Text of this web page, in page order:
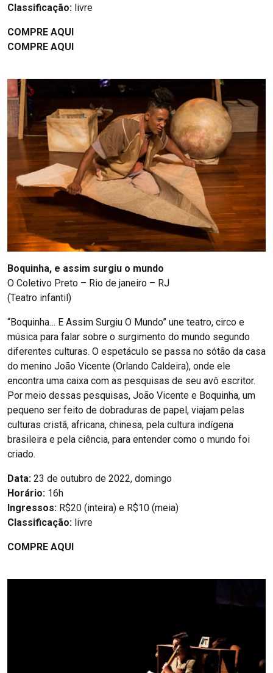
Classificação: livre
COMPRE AQUI
COMPRE AQUI
Boquinha, e assim surgiu o mundo
O Coletivo Preto – Rio de janeiro – RJ
(Teatro infantil)
“Boquinha… E Assim Surgiu O Mundo” une teatro, circo e
música para falar sobre o surgimento do mundo segundo
diferentes culturas. O espetáculo se passa no sótão da casa
do menino João Vicente (Orlando Caldeira), onde ele
encontra uma caixa com as pesquisas de seu avô escritor.
Por meio dessas pesquisas, João Vicente e Boquinha, um
pequeno ser feito de dobraduras de papel, viajam pelas
culturas cristã, africana, chinesa, pela cultura indígena
brasileira e pela ciência, para entender como o mundo foi
criado.
Data: 23 de outubro de 2022, domingo
Horário: 16h
Ingressos: R$20 (inteira) e R$10 (meia)
Classificação: livre
COMPRE AQUI